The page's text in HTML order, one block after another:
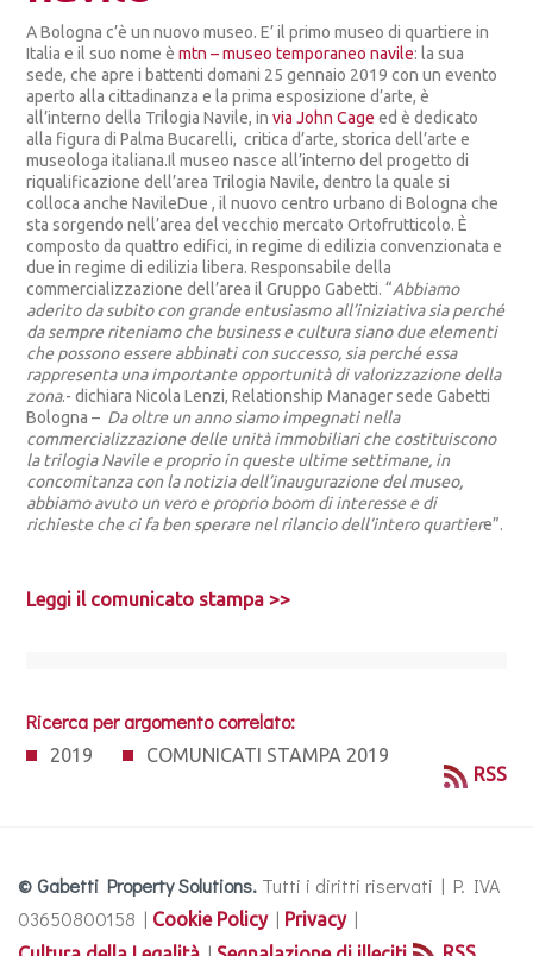
A Bologna c’è un nuovo museo. E’ il primo museo di quartiere in
Italia e il suo nome èmtn – museo temporaneo navile: la sua
sede, che apre i battenti domani 25 gennaio 2019 con un evento
aperto alla cittadinanza e la prima esposizione d’arte, è
all’interno della Trilogia Navile, invia John Cage ed è dedicato
alla figura di Palma Bucarelli, critica d’arte, storica dell’arte e
museologa italiana.Il museo nasce all’interno del progetto di
riqualificazione dell’area Trilogia Navile, dentro la quale si
colloca anche NavileDue , il nuovo centro urbano di Bologna che
sta sorgendo nell’area del vecchio mercato Ortofrutticolo. È
composto da quattro edifici, in regime di edilizia convenzionata e
due in regime di edilizia libera. Responsabile della
commercializzazione dell’area il Gruppo Gabetti. “Abbiamo
aderito da subito con grande entusiasmo all’iniziativa sia perché
da sempre riteniamo che business e cultura siano due elementi
che possono essere abbinati con successo, sia perché essa
rappresenta una importante opportunità di valorizzazione della
zona.- dichiara Nicola Lenzi, Relationship Manager sede Gabetti
Bologna – Da oltre un anno siamo impegnati nella
commercializzazione delle unità immobiliari che costituiscono
la trilogia Navile e proprio in queste ultime settimane, in
concomitanza con la notizia dell’inaugurazione del museo,
abbiamo avuto un vero e proprio boom di interesse e di
richieste che ci fa ben sperare nel rilancio dell’intero quartiere”.
Leggi il comunicato stampa >>
Ricerca per argomento correlato:
2019
COMUNICATI STAMPA 2019
RSS
© Gabetti Property Solutions. Tutti i diritti riservati | P. IVA
03650800158 | Cookie Policy| Privacy|